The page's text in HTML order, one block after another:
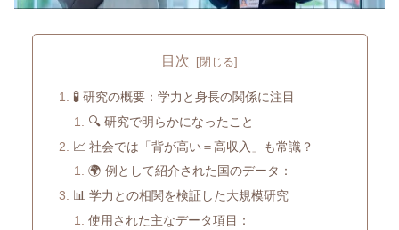
目次
🧪 研究の概要：学力と身長の関係に注目
🔍 研究で明らかになったこと
📈 社会では「背が高い＝高収入」も常識？
🌍 例として紹介された国のデータ：
📊 学力との相関を検証した大規模研究
使用された主なデータ項目：